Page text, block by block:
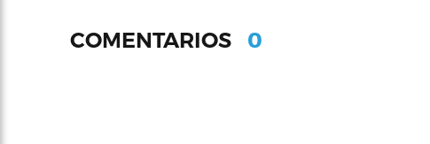
COMENTARIOS 0